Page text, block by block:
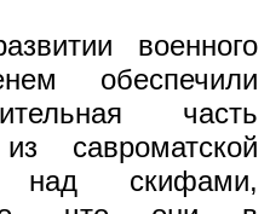
военного
обеспечили
часть
савроматской
над скифами,